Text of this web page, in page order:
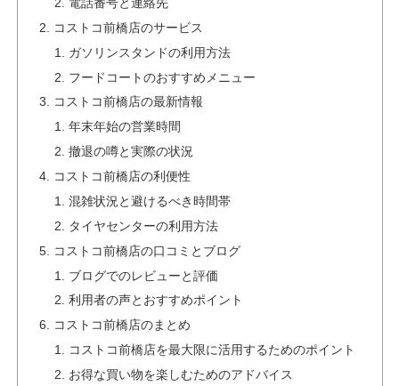
コストコ前橋店のサービス
ガソリンスタンドの利用方法
フードコートのおすすめメニュー
コストコ前橋店の最新情報
年末年始の営業時間
撤退の噂と実際の状況
コストコ前橋店の利便性
混雑状況と避けるべき時間帯
タイヤセンターの利用方法
コストコ前橋店の口コミとブログ
ブログでのレビューと評価
利用者の声とおすすめポイント
コストコ前橋店のまとめ
コストコ前橋店を最大限に活用するためのポイント
お得な買い物を楽しむためのアドバイス